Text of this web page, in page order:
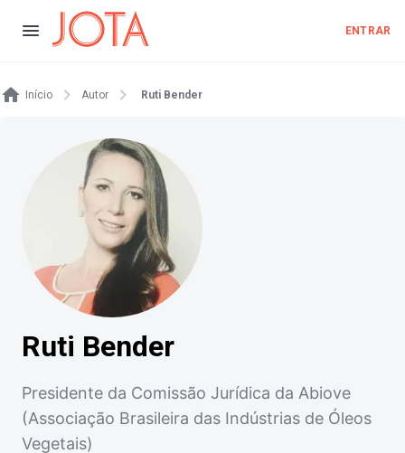
ENTRAR
Início Autor Ruti Bender
Ruti Bender
Presidente da Comissão Jurídica da Abiove
(Associação Brasileira das Indústrias de Óleos
Vegetais)